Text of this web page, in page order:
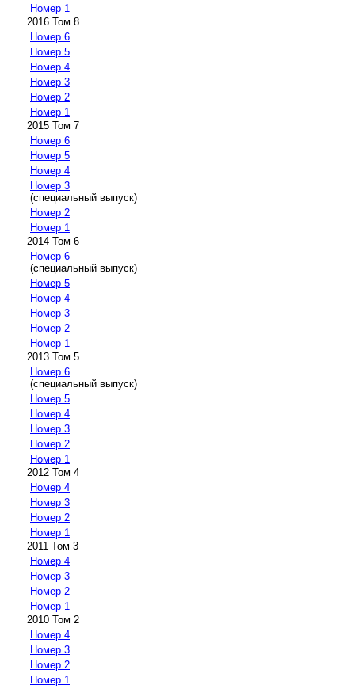
Номер 1
2016 Том 8
Номер 6
Номер 5
Номер 4
Номер 3
Номер 2
Номер 1
2015 Том 7
Номер 6
Номер 5
Номер 4
Номер 3
(специальный выпуск)
Номер 2
Номер 1
2014 Том 6
Номер 6
(специальный выпуск)
Номер 5
Номер 4
Номер 3
Номер 2
Номер 1
2013 Том 5
Номер 6
(специальный выпуск)
Номер 5
Номер 4
Номер 3
Номер 2
Номер 1
2012 Том 4
Номер 4
Номер 3
Номер 2
Номер 1
2011 Том 3
Номер 4
Номер 3
Номер 2
Номер 1
2010 Том 2
Номер 4
Номер 3
Номер 2
Номер 1